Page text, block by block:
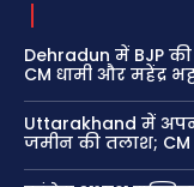
Dehradun में BJP
CM धामी और महेंद्र
Uttarakhand में
जमीन की तलाश; CM